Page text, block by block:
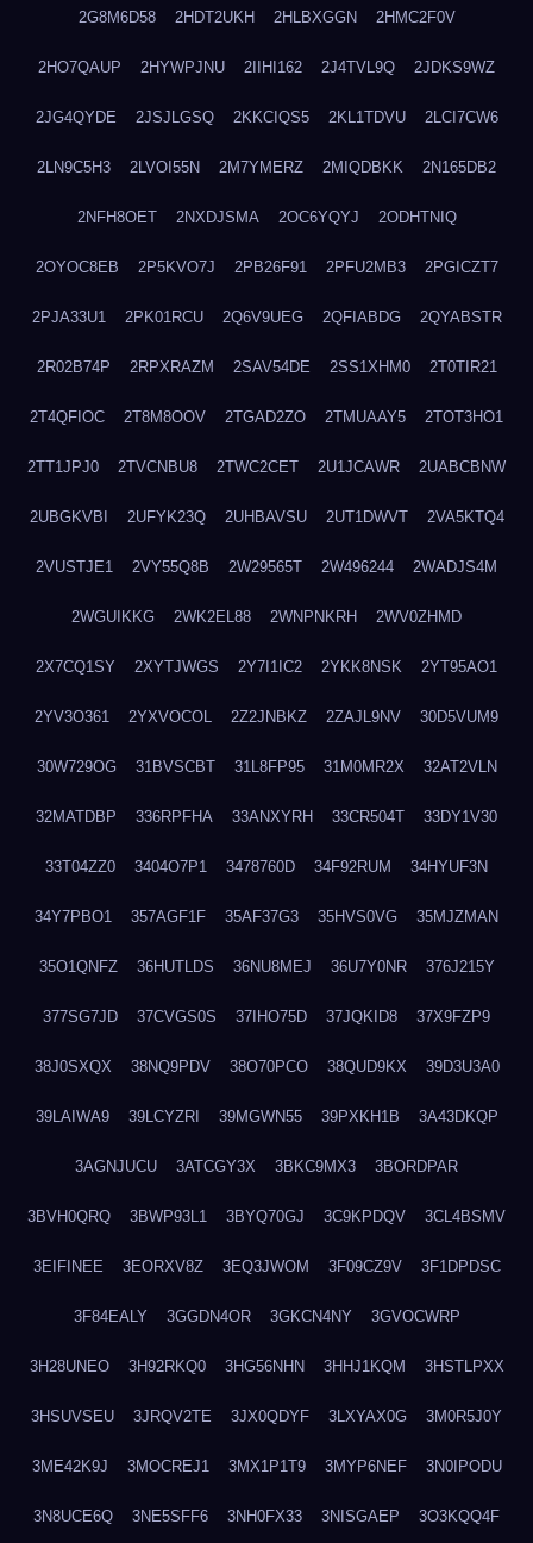
2G8M6D58 2HDT2UKH 2HLBXGGN 2HMC2F0V
2HO7QAUP 2HYWPJNU 2IIHI162 2J4TVL9Q 2JDKS9WZ
2JG4QYDE 2JSJLGSQ 2KKCIQS5 2KL1TDVU 2LCI7CW6
2LN9C5H3 2LVOI55N 2M7YMERZ 2MIQDBKK 2N165DB2
2NFH8OET 2NXDJSMA 2OC6YQYJ 2ODHTNIQ
2OYOC8EB 2P5KVO7J 2PB26F91 2PFU2MB3 2PGICZT7
2PJA33U1 2PK01RCU 2Q6V9UEG 2QFIABDG 2QYABSTR
2R02B74P 2RPXRAZM 2SAV54DE 2SS1XHM0 2T0TIR21
2T4QFIOC 2T8M8OOV 2TGAD2ZO 2TMUAAY5 2TOT3HO1
2TT1JPJ0 2TVCNBU8 2TWC2CET 2U1JCAWR 2UABCBNW
2UBGKVBI 2UFYK23Q 2UHBAVSU 2UT1DWVT 2VA5KTQ4
2VUSTJE1 2VY55Q8B 2W29565T 2W496244 2WADJS4M
2WGUIKKG 2WK2EL88 2WNPNKRH 2WV0ZHMD
2X7CQ1SY 2XYTJWGS 2Y7I1IC2 2YKK8NSK 2YT95AO1
2YV3O361 2YXVOCOL 2Z2JNBKZ 2ZAJL9NV 30D5VUM9
30W729OG 31BVSCBT 31L8FP95 31M0MR2X 32AT2VLN
32MATDBP 336RPFHA 33ANXYRH 33CR504T 33DY1V30
33T04ZZ0 3404O7P1 3478760D 34F92RUM 34HYUF3N
34Y7PBO1 357AGF1F 35AF37G3 35HVS0VG 35MJZMAN
35O1QNFZ 36HUTLDS 36NU8MEJ 36U7Y0NR 376J215Y
377SG7JD 37CVGS0S 37IHO75D 37JQKID8 37X9FZP9
38J0SXQX 38NQ9PDV 38O70PCO 38QUD9KX 39D3U3A0
39LAIWA9 39LCYZRI 39MGWN55 39PXKH1B 3A43DKQP
3AGNJUCU 3ATCGY3X 3BKC9MX3 3BORDPAR
3BVH0QRQ 3BWP93L1 3BYQ70GJ 3C9KPDQV 3CL4BSMV
3EIFINEE 3EORXV8Z 3EQ3JWOM 3F09CZ9V 3F1DPDSC
3F84EALY 3GGDN4OR 3GKCN4NY 3GVOCWRP
3H28UNEO 3H92RKQ0 3HG56NHN 3HHJ1KQM 3HSTLPXX
3HSUVSEU 3JRQV2TE 3JX0QDYF 3LXYAX0G 3M0R5J0Y
3ME42K9J 3MOCREJ1 3MX1P1T9 3MYP6NEF 3N0IPODU
3N8UCE6Q 3NE5SFF6 3NH0FX33 3NISGAEP 3O3KQQ4F